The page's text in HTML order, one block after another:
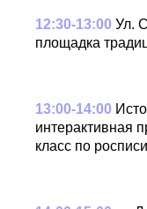
12:30-13:00 Ул.
площадка
13:00-14:00
интерактивная
класс по